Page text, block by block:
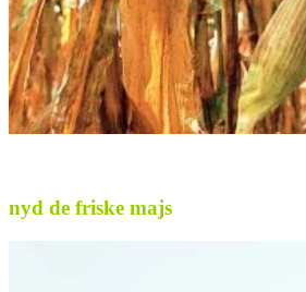
nyd de friske majs